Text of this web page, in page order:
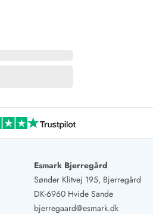
Esmark Bjerregård
Sønder Klitvej 195, Bjerregård
DK-6960 Hvide Sande
bjerregaard@esmark.dk